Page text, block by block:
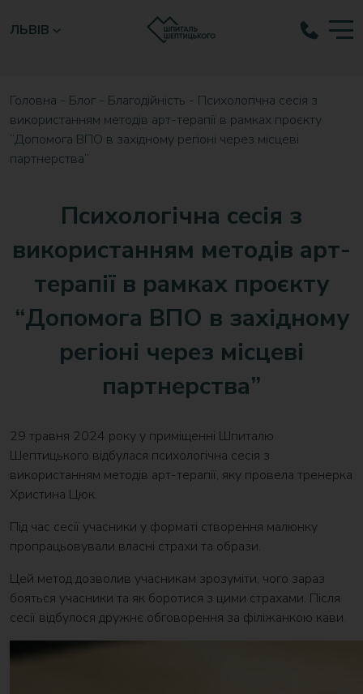
ЛЬВІВ
Головна - Блог - Благодійність - Психологічна сесія з
використанням методів арт-терапії в рамках проєкту
“Допомога ВПО в західному регіоні через місцеві
партнерства”
Психологічна сесія з
використанням методів арт-
терапії в рамках проєкту
“Допомога ВПО в західному
регіоні через місцеві
партнерства”
29 травня 2024 року у приміщенні Шпиталю
Шептицького відбулася психологічна сесія з
використанням методів арт-терапії, яку провела тренерка
Христина Цюк.
Під час сесії учасники у форматі створення малюнку
пропрацьовували власні страхи та образи.
Цей метод дозволив учасникам зрозуміти, чого зараз
бояться учасники та як боротися з цими страхами. Після
сесії відбулося дружнє обговорення за філіжанкою кави.